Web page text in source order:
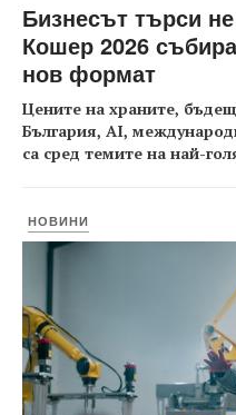
Бизнесът търси
Кошер 2026
нов формат
Цените на храните,
България, AI,
са сред темите на най-
НОВИНИ